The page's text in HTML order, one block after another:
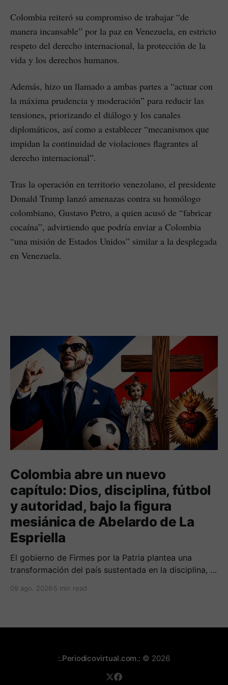
Colombia reiteró su compromiso de trabajar “de
manera incansable” por la paz en Venezuela, en estricto
respeto del derecho internacional, la protección de la
vida y los derechos humanos.
Además, hizo un llamado a ambas partes a “actuar con
la máxima prudencia y moderación” para reducir las
tensiones, priorizando el diálogo y los canales
diplomáticos, así como a establecer “mecanismos que
impidan la continuidad de violaciones flagrantes al
derecho internacional”.
Tras la operación en territorio venezolano, el presidente
Donald Trump lanzó amenazas contra su homólogo
colombiano, Gustavo Petro, a quien acusó de “fabricar
cocaína”, advirtiendo que podría enviar a Colombia
“una misión de Estados Unidos” similar a la desplegada
en Venezuela.
Colombia abre un nuevo
capítulo: Dios, disciplina, fútbol
y autoridad, bajo la figura
mesiánica de Abelardo de La
Espriella
El gobierno de Firmes por la Patria plantea una
transformación del país sustentada en la disciplina, el
una mayor presencia de los uniformados en el
09 ago. 2026 5 min read
:.Periodicovirtual.com.: © 2026